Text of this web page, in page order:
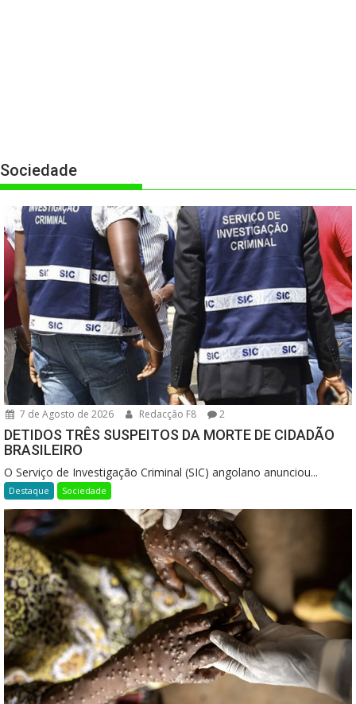
Sociedade
7 de Agosto de 2026 Redacção F8 2
DETIDOS TRÊS SUSPEITOS DA MORTE DE CIDADÃO
BRASILEIRO
O Serviço de Investigação Criminal (SIC) angolano anunciou...
Destaque Sociedade